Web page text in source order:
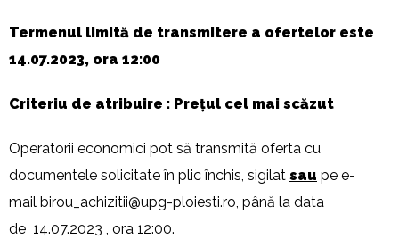
Termenul limită de transmitere a ofertelor este
14.07.2023, ora 12:00
Criteriu de atribuire : Prețul cel mai scăzut
Operatorii economici pot să transmită oferta cu
documentele solicitate în plic închis, sigilat sau pe e-
mail birou_achizitii@upg-ploiesti.ro, până la data
de 14.07.2023 , ora 12:00.